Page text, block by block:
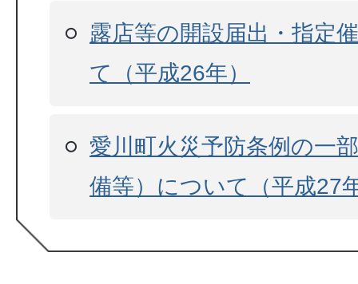
露店等の開設届出・指定
て（平成26年）
愛川町火災予防条例の一
備等）について（平成27